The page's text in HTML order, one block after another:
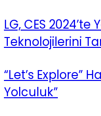
LG, CES 2024’te
Teknolojilerini
“Let’s Explore”
Yolculuk”